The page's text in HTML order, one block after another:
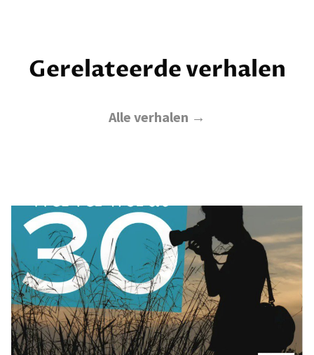
Gerelateerde verhalen
Alle verhalen →